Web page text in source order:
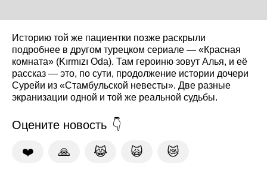
Историю той же пациентки позже раскрыли
подробнее в другом турецком сериале — «Красная
комната» (Kırmızı Oda). Там героиню зовут Алья, и её
рассказ — это, по сути, продолжение истории дочери
Сурейи из «Стамбульской невесты». Две разные
экранизации одной и той же реальной судьбы.
Оцените новость
❤️ 🙏 😹 🙀 😿